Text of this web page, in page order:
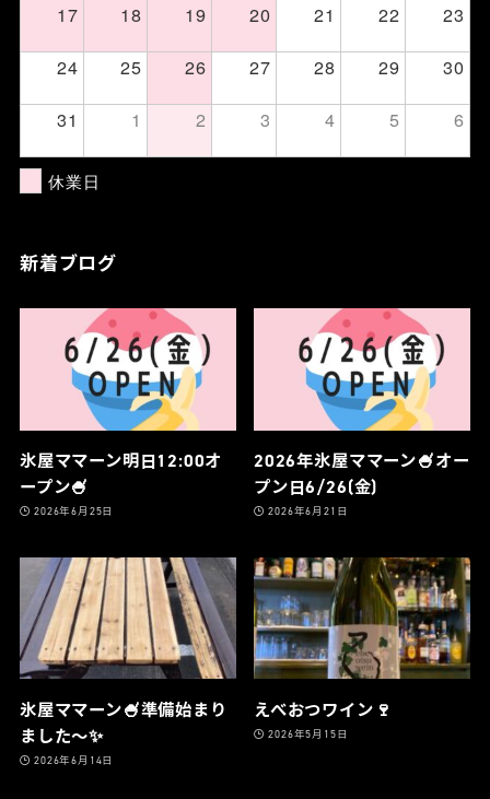
17
18 19 20 21 22
23
24
25 26 27 28 29
30
31
1 2 3 4 5 6
休業日
新着ブログ
氷屋ママーン明日12:00オ
ープン🍧
2026年6月25日
2026年氷屋ママーン🍧オー
プン日6/26(金)
2026年6月21日
氷屋ママーン🍧準備始まり
ました〜✨
2026年6月14日
えべおつワイン🍷
2026年5月15日